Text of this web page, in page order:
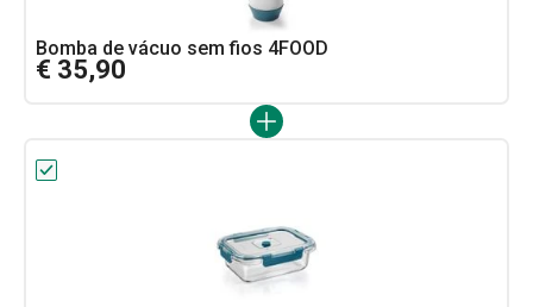
Bomba de vácuo sem fios 4FOOD
€ 35,90